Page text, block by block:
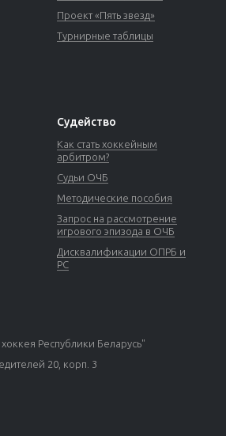
Проект «Пять звезд»
Турнирные таблицы
Судейство
Как стать хоккейным
арбитром?
Судьи ОЧБ
Методические пособия
Запрос на рассмотрение
игрового эпизода в ОЧБ
Дисквалификации ОПРБ и
РС
Республики Беларусь"
20, корп. 3